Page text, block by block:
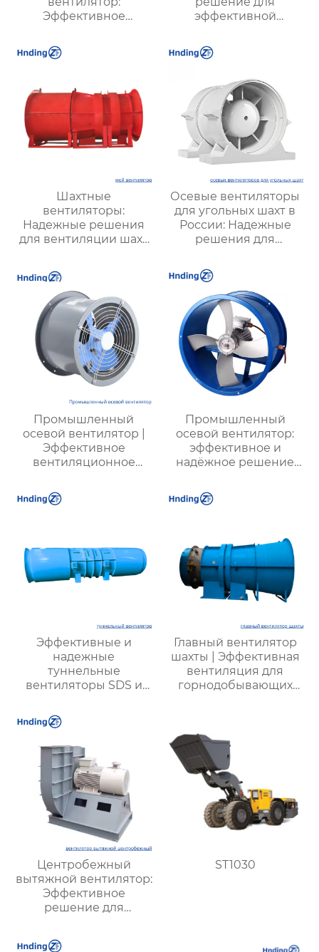
Эффективное
надежной вентиляции
эффективной
оптимизации работы
Шахтные
вентиляторы:
Надежные решения
для вентиляции шахт
| Купить с доставкой
Осевые вентиляторы
для угольных шахт в
России: Надежные
решения для
вентиляции и
безопасности
Промышленный
осевой вентилятор |
Эффективное
вентиляционное
фабрик, шахт,
энергетики
Промышленный
осевой вентилятор:
эффективное и
надёжное решение
заводов, шахт и
промышленных
Эффективные и
надежные
туннельные
вентиляторы SDS и
транспортных и
подземных туннелей
Главный вентилятор
шахты | Эффективная
вентиляция для
горнодобывающих
Центробежный
вытяжной вентилятор:
Эффективное
решение для
вентиляционных
ST1030